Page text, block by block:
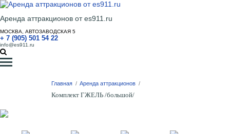
Аренда аттракционов от es911.ru
МОСКВА, АВТОЗАВОДСКАЯ 5
+ 7 (905) 501 54 22
info@es911.ru
Главная / Аренда аттракционов /
Комплект ГЖЕЛЬ /большой/